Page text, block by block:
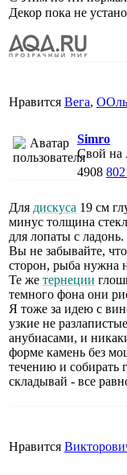
Декор пока не
Нравится Вега,
Simro
Свой на
4908
Для дискуса 19 см
минус толщина
для лопаты с ладонь.
Вы не забывайте,
сторон, рыба нужна
Те же тернеции
темного фона они
Я тоже за идею с
узкие не
анубиасами, и
форме камень без
течению и собирать
складывай - все
Нравится